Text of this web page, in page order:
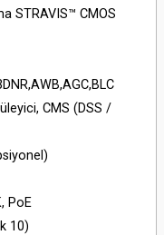
STRAVIS™ CMOS
CMS (DSS /
PoE
10)